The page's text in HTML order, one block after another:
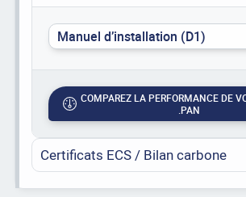
Manuel d’installation (D1)
COMPAREZ LA PERFORMANCE DE
.PAN
Certificats ECS / Bilan carbone